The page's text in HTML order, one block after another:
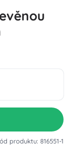
produktu: 816551-1